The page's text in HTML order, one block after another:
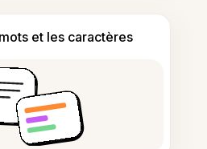
et les caractères